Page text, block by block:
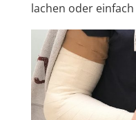
lachen oder